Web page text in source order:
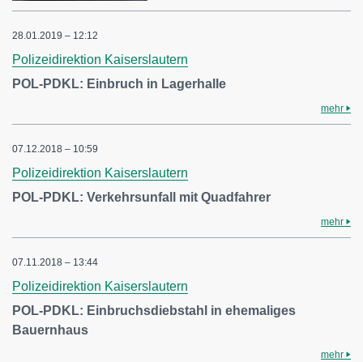
28.01.2019 – 12:12
Polizeidirektion Kaiserslautern
POL-PDKL: Einbruch in Lagerhalle
mehr
07.12.2018 – 10:59
Polizeidirektion Kaiserslautern
POL-PDKL: Verkehrsunfall mit Quadfahrer
mehr
07.11.2018 – 13:44
Polizeidirektion Kaiserslautern
POL-PDKL: Einbruchsdiebstahl in ehemaliges
Bauernhaus
mehr